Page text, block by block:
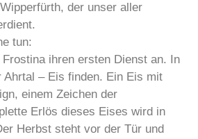
der unser aller
tun:
ihren ersten Dienst an. In
Ahrtal – Eis finden. Ein Eis mit
einem Zeichen der
Erlös dieses Eises wird in
Herbst steht vor der Tür und